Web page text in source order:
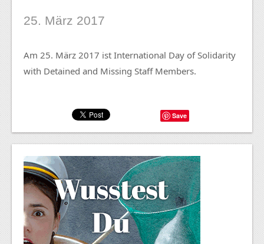
25. März 2017
Am 25. März 2017 ist International Day of Solidarity
with Detained and Missing Staff Members.
Save